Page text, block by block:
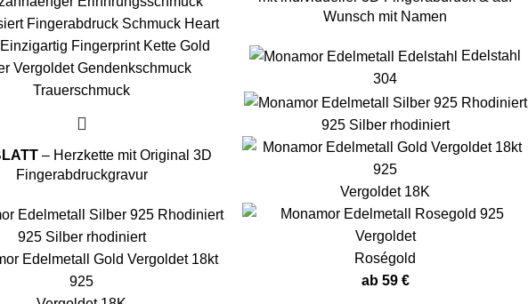
– Herzkette mit Original 3D
Fingerabdruckgravur
925 Silber rhodiniert
Wunsch mit Namen
Edelstahl
304
925 Silber rhodiniert
Vergoldet 18K
Roségold
ab 59 €